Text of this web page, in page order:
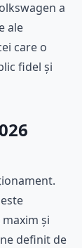
a
ale
care o
fidel și
și
definit de